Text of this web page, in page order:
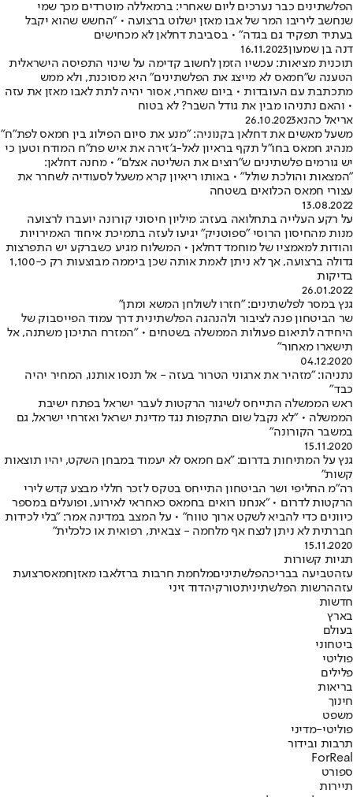
הפלשתינים כבר נערכים ליום שאחרי: ברמאללה מוטרדים מכך שמי
שנחשב ליריבו המר של אבו מאזן ישלוט ברצועה • "החשש שהוא יקבל
בעתיד תפקיד גם בגדה" • בסביבת דחלאן לא מכחישים
דנה בן שמעון16.11.2023
תוכנית מציאות: עכשיו הזמן לחשוב קדימה על שינוי התפיסה הישראלית
הטענה ש"חמאס לא מייצג את הפלשתינים" היא מסוכנת, ולא ממש
מתכתבת עם העובדות • ביום שאחרי, אסור יהיה לתת לאבו מאזן את עזה
• והאם נתניהו מבין את גודל השבר? לא בטוח
אריאל כהנא26.10.2023
משעל מאשים את דחלאן בקנוניה: "מנע את סיום הפילוג בין חמאס לפת"ח"
מנהיג חמאס בחו"ל תקף בראיון לאל-ג'זירה את איש פת"ח המודח וטען כי
יש גורמים פלשתינים ש"רוצים את השליטה אצלם" • מחנה דחלאן:
"המצאות והולכת שולל" • באותו ריאיון קרא משעל לסעודיה לשחרר את
עצורי חמאס הכלואים בשטחה
13.08.2022
על רקע העלייה בתחלואה בעזה: מיליון חיסוני קורונה יועברו לרצועה
מנות מהחיסון הרוסי "ספוטניק" יגיעו לעזה בתמיכת איחוד האמירויות
והודות למאמציו של מוחמד דחלאן • המשלוח מגיע כשברקע יש התפרצות
גדולה ברצועה, אך לא ניתן לאמת אותה שכן ביממה מבוצעות רק כ-1,100
בדיקות
26.01.2022
גנץ במסר לפלשתינים: "חזרו לשולחן המשא ומתן"
שר הביטחון פנה לציבור ולהנהגה הפלשתינית דרך עמוד הפייסבוק של
היחידה לתיאום פעולות הממשלה בשטחים • "המזרח התיכון משתנה, אל
תישארו מאחור"
04.12.2020
נתניהו: "מזהיר את ארגוני הטרור בעזה - אל תנסו אותנו, המחיר יהיה
כבד"
ראש הממשלה התייחס לשיגור הרקטות לעבר ישראל בפתח ישיבת
הממשלה • "לא נקבל שום התקפות נגד מדינת ישראל ואזרחי ישראל, גם
במשבר הקורונה"
15.11.2020
גנץ על המתיחות בדרום: "אם חמאס לא יעמוד במבחן השקט, יהיו תוצאות
קשות"
רה"מ החליפי ושר הביטחון התייחס בטקס לזכר חללי מבצע קדש לירי
הרקטות לדרום • "אנחנו רואים בחמאס כאחראי לאירוע, ופועלים במספר
כיוונים כדי להביא לשקט ארוך טווח" • על המצב במדינה אמר: "בלי לכידות
חברתית לא ניתן לנצח אף מלחמה - צבאית, רפואית או כלכלית"
15.11.2020
תגיות קשורות
עזהטביעה בבריכהפלשתיניםמלחמת חרבות ברזלאבו מאזןחמאסרצועת
עזההרשות הפלשתיניתטורקיהדוד זיני
חדשות
בארץ
בעולם
ביטחוני
פוליטי
פלילים
בריאות
חינוך
משפט
פוליטי-מדיני
תרבות ובידור
ForReal
ספורט
תיירות